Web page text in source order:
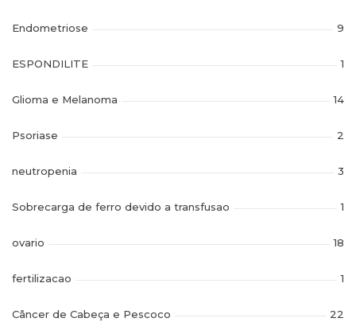
Endometriose 9
ESPONDILITE 1
Glioma e Melanoma 14
Psoriase 2
neutropenia 3
Sobrecarga de ferro devido a transfusao 1
ovario 18
fertilizacao 1
Câncer de Cabeça e Pescoco 22